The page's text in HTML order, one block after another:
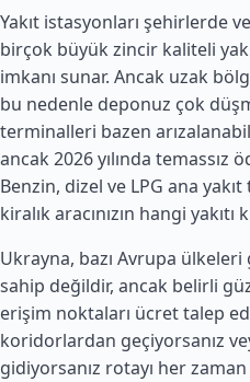
Yakıt istasyonları şehirlerde
birçok büyük zincir kaliteli
imkanı sunar. Ancak uzak
bu nedenle deponuz çok
terminalleri bazen
ancak 2026 yılında temassız
Benzin, dizel ve LPG ana
kiralık aracınızın hangi yakıtı
Ukrayna, bazı Avrupa
sahip değildir, ancak belirli
erişim noktaları ücret talep
koridorlardan geçiyorsanız
gidiyorsanız rotayı her